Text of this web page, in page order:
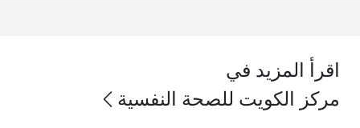
اقرأ المزيد في
مركز الكويت للصحة النفسية